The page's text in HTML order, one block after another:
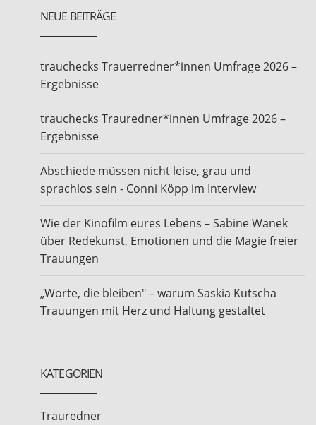
NEUE BEITRÄGE
trauchecks Trauerredner*innen Umfrage 2026 –
Ergebnisse
trauchecks Trauredner*innen Umfrage 2026 –
Ergebnisse
Abschiede müssen nicht leise, grau und
sprachlos sein - Conni Köpp im Interview
Wie der Kinofilm eures Lebens – Sabine Wanek
über Redekunst, Emotionen und die Magie freier
Trauungen
„Worte, die bleiben" – warum Saskia Kutscha
Trauungen mit Herz und Haltung gestaltet
KATEGORIEN
Trauredner